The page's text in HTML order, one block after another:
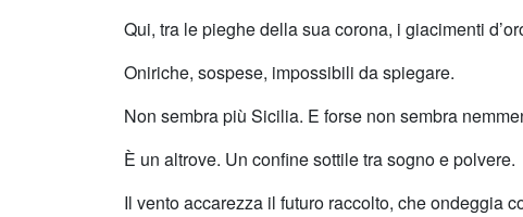
Qui, tra le pieghe della sua corona, i giacimenti
Oniriche, sospese, impossibili da spiegare.
Non sembra più Sicilia. E forse non sembra
È un altrove. Un confine sottile tra sogno e polvere.
Il vento accarezza il futuro raccolto, che ondeggia